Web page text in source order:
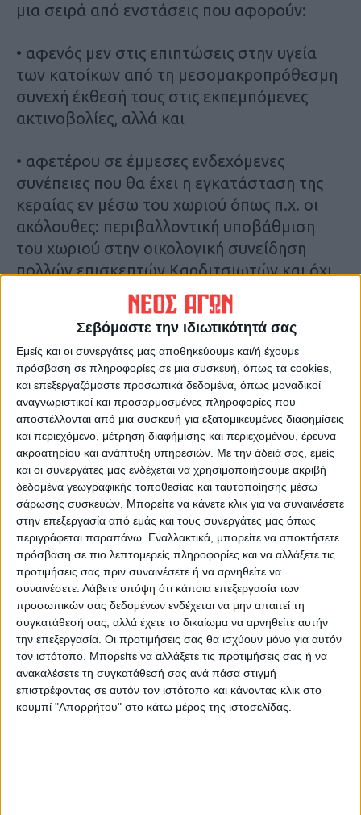
Σεβόμαστε την ιδιωτικότητά σας
Εμείς και οι συνεργάτες μας αποθηκεύουμε και/ή έχουμε
πρόσβαση σε πληροφορίες σε μια συσκευή, όπως τα cookies,
και επεξεργαζόμαστε προσωπικά δεδομένα, όπως μοναδικοί
αναγνωριστικοί και προσαρμοσμένες πληροφορίες που
αποστέλλονται από μια συσκευή για εξατομικευμένες διαφημίσεις
και περιεχόμενο, μέτρηση διαφήμισης και περιεχομένου, έρευνα
ακροατηρίου και ανάπτυξη υπηρεσιών. Με την άδειά σας, εμείς
και οι συνεργάτες μας ενδέχεται να χρησιμοποιήσουμε ακριβή
δεδομένα γεωγραφικής τοποθεσίας και ταυτοποίησης μέσω
σάρωσης συσκευών. Μπορείτε να κάνετε κλικ για να συναινέσετε
στην επεξεργασία από εμάς και τους συνεργάτες μας όπως
περιγράφεται παραπάνω. Εναλλακτικά, μπορείτε να αποκτήσετε
πρόσβαση σε πιο λεπτομερείς πληροφορίες και να αλλάξετε τις
προτιμήσεις σας πριν συναινέσετε ή να αρνηθείτε να
συναινέσετε. Λάβετε υπόψη ότι κάποια επεξεργασία των
προσωπικών σας δεδομένων ενδέχεται να μην απαιτεί τη
συγκατάθεσή σας, αλλά έχετε το δικαίωμα να αρνηθείτε αυτήν
την επεξεργασία. Οι προτιμήσεις σας θα ισχύουν μόνο για αυτόν
τον ιστότοπο. Μπορείτε να αλλάξετε τις προτιμήσεις σας ή να
ανακαλέσετε τη συγκατάθεσή σας ανά πάσα στιγμή
επιστρέφοντας σε αυτόν τον ιστότοπο και κάνοντας κλικ στο
κουμπί "Απορρήτου" στο κάτω μέρος της ιστοσελίδας.
μια σειρά από ενστάσεις που αφορούν:
• αφενός μεν στις επιπτώσεις στην υγεία
των κατοίκων από τη μεσομακροπρόθεσμη
συνεχή έκθεσή τους στις εκπεμπόμενες
ακτινοβολίες, αλλά και
• αφετέρου σε έμμεσες ενδεχόμενες
συνέπειες που θα έχει η εγκατάσταση της
κεραίας εν μέσω του χωριού όπως π.χ. οι
ακόλουθες: περιβαλλοντική υποβάθμιση
του χωριού στην οικολογική συνείδηση
πολλών επισκεπτών Καρδιτσιωτών και όχι
μόνο, αποθάρρυνση προσέλκυσης νέων
μόνιμων κατοίκων / οικογενειών είτε μέσω
επενδύσεων αγοράς ή μισθώσεων πρώτης
κατοικίας, μείωση της αξίας των ακινήτων
περιουσιών του χωριού που γειτνιάζουν με
την κεραία, πιθανή αναχώρηση από το
χωριό ορισμένων υφιστάμενων
συγχωριανών μας με τις οικογένειές τους
κ.λπ.)
Αναλυτικότερα στην εφημερίδα Νέος Αγών
Τελευταίες Ειδήσεις Σήμερα
Ακολούθησε την εφημερίδα ΝΕΟΣ
ΑΓΩΝ στο Google News!
Όλες οι εξελίξεις στην περιοχή της
Καρδίτσας και ευρύτερα της Θεσσαλίας